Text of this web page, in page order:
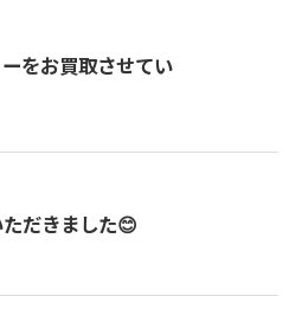
をお買取させてい
だきました😊